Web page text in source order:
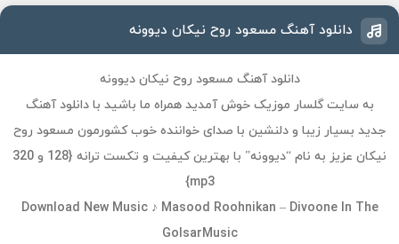
دانلود آهنگ مسعود روح نیکان دیوونه
دانلود آهنگ مسعود روح نیکان دیوونه
به سایت گلسار موزیک خوش آمدید همراه ما باشید با دانلود آهنگ
جدید بسیار زیبا و دلنشین با صدای خواننده خوب کشورمون مسعود روح
نیکان عزیز به نام “دیوونه” با بهترین کیفیت و تکست ترانه {128 و 320
mp3}
Download New Music ♪ Masood Roohnikan – Divoone In The
GolsarMusic